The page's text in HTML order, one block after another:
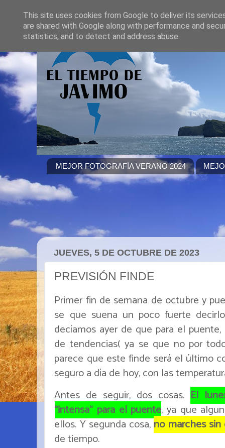
MEJOR FOTOGRAFÍA VERANO 2024
JUEVES, 5 DE OCTUBRE DE 2023
PREVISIÓN FINDE
Primer fin de semana de octubre y
se que suena un poco fuerte
decíamos ayer de que para el
de tendencias( ya se que no por
parece que este finde será el último
seguro a día de hoy, con las
Antes de seguir, dos cosas. El
"intensa" para el puente, ya que
ellos. Y segunda cosa,no marches sin
de tiempo.
This site uses cookies from Google to deliver its
are shared with Google along with performance and
statistics, and to detect and address abuse.